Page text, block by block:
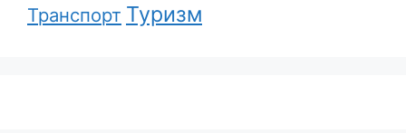
Транспорт Туризм